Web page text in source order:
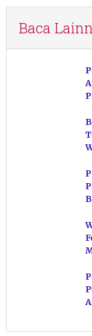
Baca